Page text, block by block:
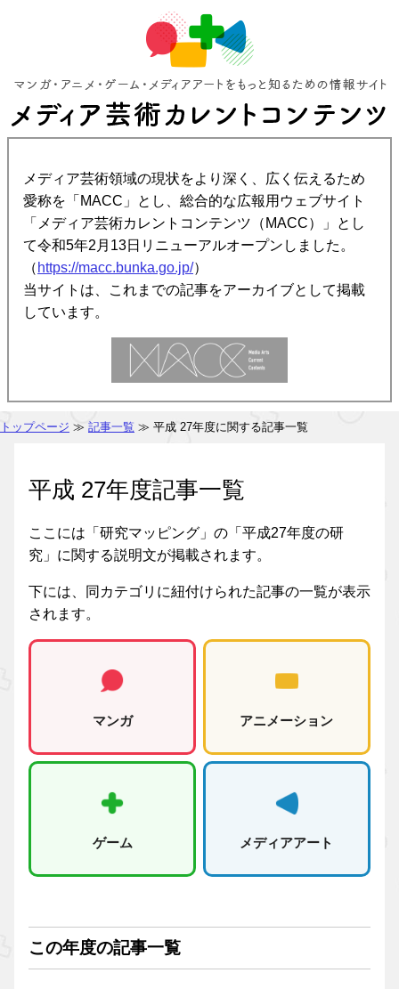
メディア芸術領域の現状をより深く、広く伝えるため
愛称を「MACC」とし、総合的な広報用ウェブサイト
「メディア芸術カレントコンテンツ（MACC）」とし
て令和5年2月13日リニューアルオープンしました。
（ https://macc.bunka.go.jp/）
当サイトは、これまでの記事をアーカイブとして掲載
しています。
トップページ ≫ 記事一覧 ≫ 平成 27年度に関する記事一覧
平成 27年度記事一覧
ここには「研究マッピング」の「平成27年度の研
究」に関する説明文が掲載されます。
下には、同カテゴリに紐付けられた記事の一覧が表示
されます。
マンガ アニメーション
ゲーム メディアアート
この年度の記事一覧